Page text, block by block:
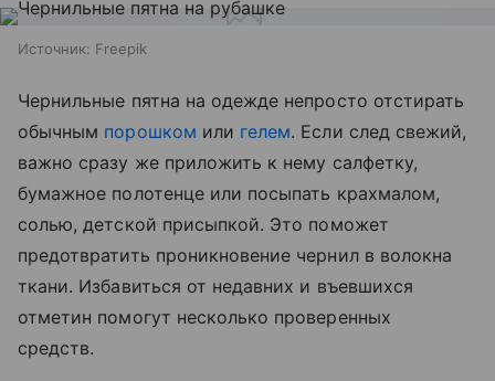
Источник: Freepik
Чернильные пятна на одежде непросто отстирать
обычным порошком или гелем. Если след свежий,
важно сразу же приложить к нему салфетку,
бумажное полотенце или посыпать крахмалом,
солью, детской присыпкой. Это поможет
предотвратить проникновение чернил в волокна
ткани. Избавиться от недавних и въевшихся
отметин помогут несколько проверенных
средств.